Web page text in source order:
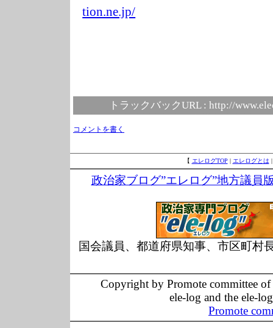
tion.ne.jp/
トラックバックURL : http://
コメントを書く
【 エレログTOP | エレログとは
政治家ブログ”エレログ”地方議員
国会議員、都道府県知事、市区町村
Copyright by Promote committee
ele-log and the ele-
Promote